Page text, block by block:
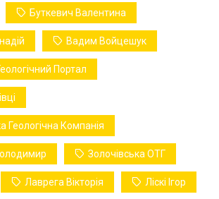
Буткевич Валентина
Вадим Войцешук
Портал
Геологічна Компанія
Золочівська ОТГ
Лаврега Вікторія Ліскі Ігор